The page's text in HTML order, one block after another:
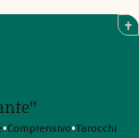
•Comprensivo•Tarocchi